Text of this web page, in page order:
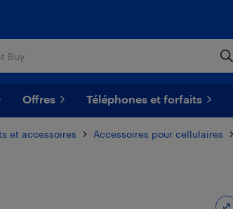
Offres Téléphones et forfaits
et accessoires Accessoires pour cellulaires